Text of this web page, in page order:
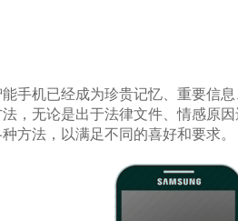
手机已经成为珍贵记忆、重要信
，无论是出于法律文件、情感原
方法，以满足不同的喜好和要求。